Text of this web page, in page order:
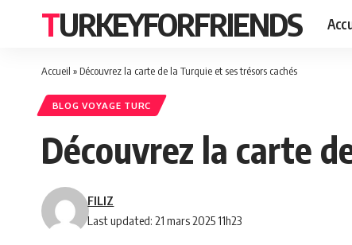
TURKEYFORFRIENDS
Accueil » Découvrez la carte de la Turquie et ses trésors cachés
BLOG VOYAGE TURC
Découvrez la carte
Last updated: 21 mars 2025 11h23
FILIZ